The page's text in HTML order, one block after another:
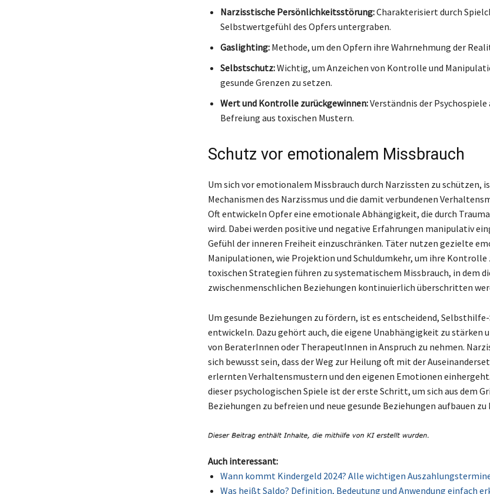
Narzisstische Persönlichkeitsstörung:Charakterisiert durch
Selbstwertgefühl des Opfers untergraben.
Gaslighting:Methode, um den Opfern ihre Wahrnehmung der
Selbstschutz:Wichtig, um Anzeichen von Kontrolle und
gesunde Grenzen zu setzen.
Wert und Kontrolle zurückgewinnen:Verständnis der
Befreiung aus toxischen Mustern.
Schutz vor emotionalem Missbrauch
Um sich vor emotionalem Missbrauch durch Narzissten zu schützen,
Mechanismen des Narzissmus und die damit verbundenen
Oft entwickeln Opfer eine emotionale Abhängigkeit, die durch
wird. Dabei werden positive und negative Erfahrungen manipulativ
Gefühl der inneren Freiheit einzuschränken. Täter nutzen gezielte
Manipulationen, wie Projektion und Schuldumkehr, um ihre Kontrolle
toxischen Strategien führen zu systematischem Missbrauch, in dem
zwischenmenschlichen Beziehungen kontinuierlich überschritten
Um gesunde Beziehungen zu fördern, ist es entscheidend,
entwickeln. Dazu gehört auch, die eigene Unabhängigkeit zu stärken
von BeraterInnen oder TherapeutInnen in Anspruch zu nehmen.
sich bewusst sein, dass der Weg zur Heilung oft mit der
erlernten Verhaltensmustern und den eigenen Emotionen
dieser psychologischen Spiele ist der erste Schritt, um sich aus dem
Beziehungen zu befreien und neue gesunde Beziehungen aufbauen zu
Auch interessant:
Wann kommt Kindergeld 2024? Alle wichtigen
Was heißt Saldo? Definition, Bedeutung und Anwendung einfach